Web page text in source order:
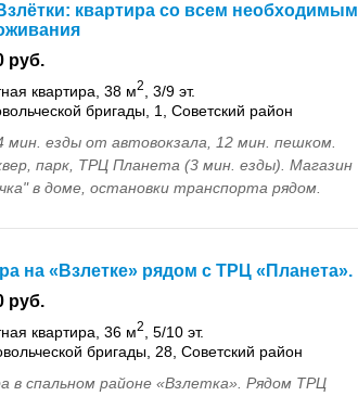
квартира со всем необходимым
руб.
квартира, 38 м2
, 3/9 эт.
бригады, 1, Советский район
мин. езды от автовокзала, 12 мин. пешком.
парк, ТРЦ Планета (3 мин. езды). Магазин
в доме, остановки транспорта рядом.
на «Взлетке» рядом с ТРЦ «Планета».
руб.
квартира, 36 м2
, 5/10 эт.
бригады, 28, Советский район
в спальном районе «Взлетка». Рядом ТРЦ